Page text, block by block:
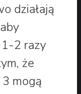
działają
2 razy
że
mogą